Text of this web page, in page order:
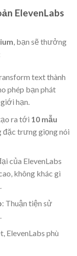
ElevenLabs
, bạn sẽ thưởng
text thành
phép bạn phát
hạn.
ra tới 10 mẫu
đặc trưng giọng nói
của ElevenLabs
không khác gì
: Thuận tiện sử
ElevenLabs phù